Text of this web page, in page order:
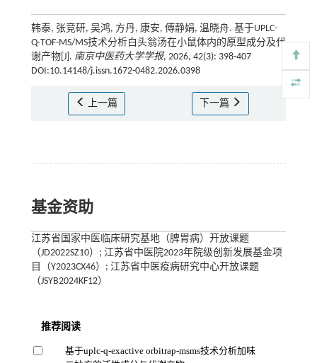
韩泰, 张竞研, 吴鸿, 方丹, 康安, 傅静娟, 温晓舟. 基于UPLC-
Q-TOF-MS/MS技术分析白头翁汤在小鼠体内的原型成分及代
谢产物[J]. 南京中医药大学学报, 2026, 42(3): 398-407
DOI:10.14148/j.issn.1672-0482.2026.0398
上一篇 下一篇
基金资助
江苏省国家中医临床研究基地（脾胃病）开放课题
（JD2022SZ10）; 江苏省中医院2023年院级创新发展基金项
目（Y2023CX46）; 江苏省中医疫病研究中心开放课题
（JSYB2024KF12）